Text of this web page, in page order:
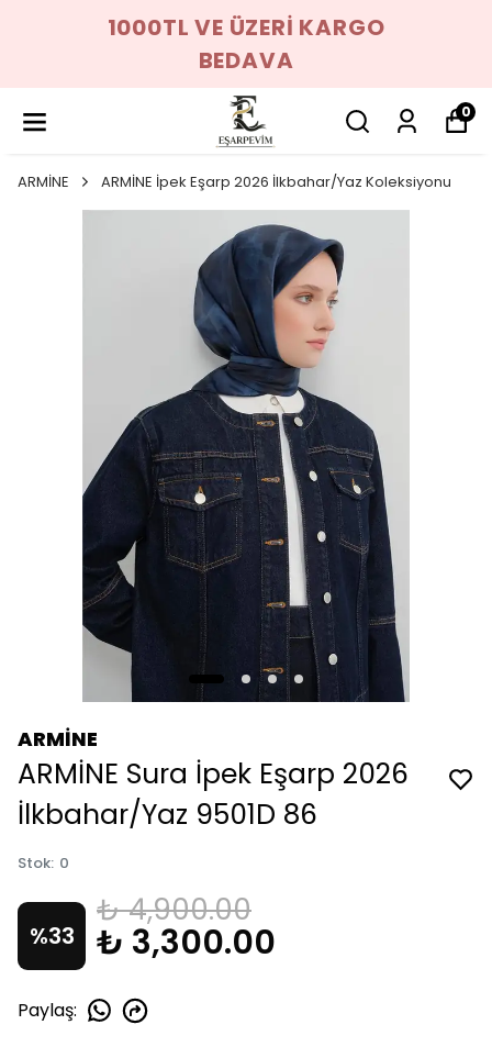
1000TL VE ÜZERİ KARGO
BEDAVA
0
ARMİNE ARMİNE İpek Eşarp 2026 İlkbahar/Yaz Koleksiyonu
ARMİNE
ARMİNE Sura İpek Eşarp 2026
İlkbahar/Yaz 9501D 86
Stok: 0
%33
₺ 4,900.00
₺ 3,300.00
Paylaş: